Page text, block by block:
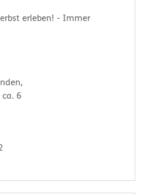
erleben! - Immer
ca. 6